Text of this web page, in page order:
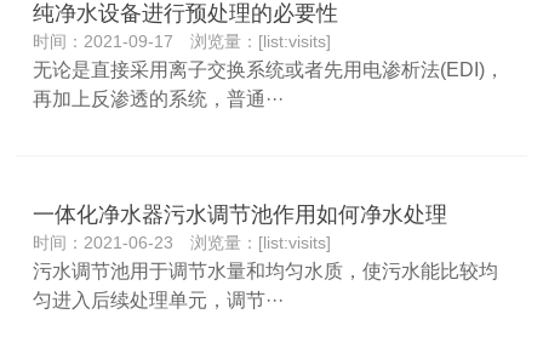
纯净水设备进行预处理的必要性
时间：2021-09-17 浏览量：[list:visits]
无论是直接采用离子交换系统或者先用电渗析法(EDI)，
再加上反渗透的系统，普通···
一体化净水器污水调节池作用如何净水处理
时间：2021-06-23 浏览量：[list:visits]
污水调节池用于调节水量和均匀水质，使污水能比较均
匀进入后续处理单元，调节···